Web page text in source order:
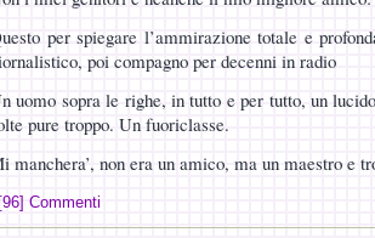
per spiegare l’ammirazione totale e
poi compagno per decenni in radio
uomo sopra le righe, in tutto e per tutto, un
pure troppo. Un fuoriclasse.
manchera’, non era un amico, ma un maestro e
[96] Commenti